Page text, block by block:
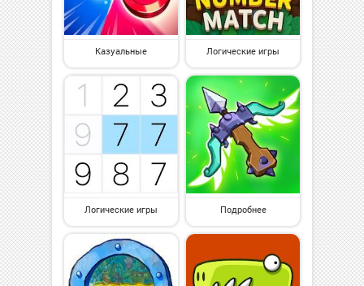
Казуальные Логические игры
Логические игры Подробнее